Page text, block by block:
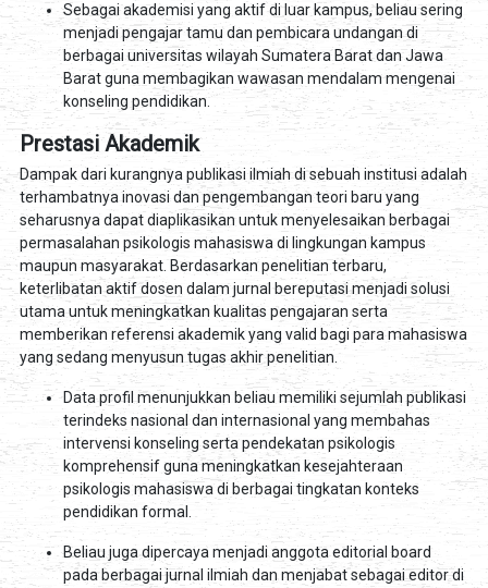
Sebagai akademisi yang aktif di luar kampus, beliau sering
menjadi pengajar tamu dan pembicara undangan di
berbagai universitas wilayah Sumatera Barat dan Jawa
Barat guna membagikan wawasan mendalam mengenai
konseling pendidikan.
Prestasi Akademik
Dampak dari kurangnya publikasi ilmiah di sebuah institusi adalah
terhambatnya inovasi dan pengembangan teori baru yang
seharusnya dapat diaplikasikan untuk menyelesaikan berbagai
permasalahan psikologis mahasiswa di lingkungan kampus
maupun masyarakat. Berdasarkan penelitian terbaru,
keterlibatan aktif dosen dalam jurnal bereputasi menjadi solusi
utama untuk meningkatkan kualitas pengajaran serta
memberikan referensi akademik yang valid bagi para mahasiswa
yang sedang menyusun tugas akhir penelitian.
Data profil menunjukkan beliau memiliki sejumlah publikasi
terindeks nasional dan internasional yang membahas
intervensi konseling serta pendekatan psikologis
komprehensif guna meningkatkan kesejahteraan
psikologis mahasiswa di berbagai tingkatan konteks
pendidikan formal.
Beliau juga dipercaya menjadi anggota editorial board
pada berbagai jurnal ilmiah dan menjabat sebagai editor di